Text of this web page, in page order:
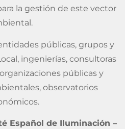
la gestión de este vector
públicas, grupos y
ingenierías, consultoras
públicas y
observatorios
Español de Iluminación –